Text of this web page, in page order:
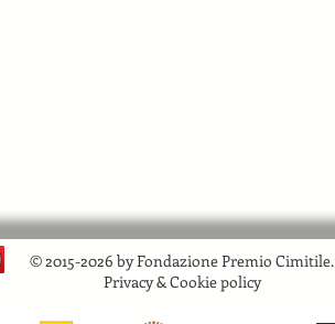
© 2015-2026 by Fondazione Premio Cimitile.
Privacy & Cookie policy